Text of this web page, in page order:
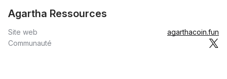
Agartha Ressources
Site web
agarthacoin.fun
Communauté